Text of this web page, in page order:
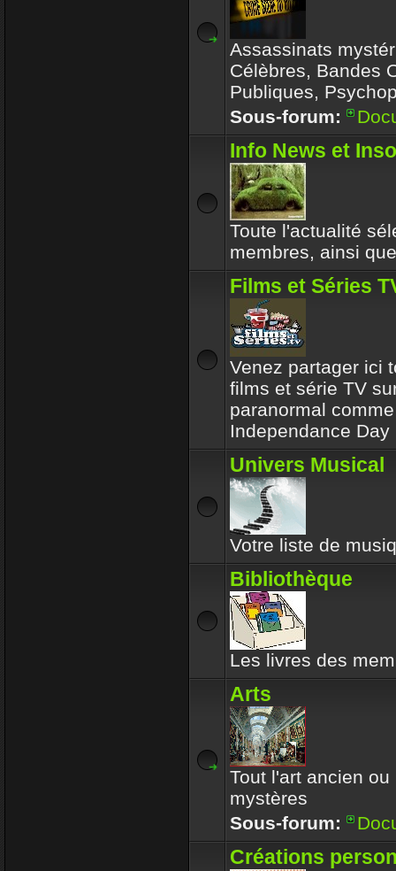
Assassinats
Célèbres, Bandes
Publiques,
Sous-forum:
Info News et
Toute l'actualité
membres, ainsi
Films et Séries
Venez partager ici
films et série TV
paranormal
Independance
Univers Musical
Votre liste de
Bibliothèque
Les livres des
Arts
Tout l'art ancien
mystères
Sous-forum:
Créations